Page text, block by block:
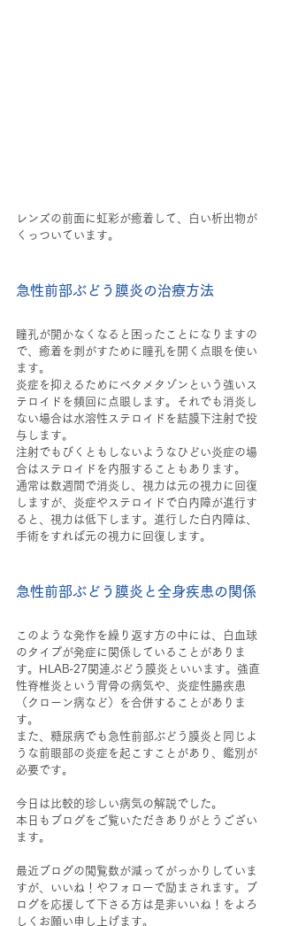
レンズの前面に虹彩が癒着して、白い析出物が
くっついています。
急性前部ぶどう膜炎の治療方法
瞳孔が開かなくなると困ったことになりますの
で、癒着を剥がすために瞳孔を開く点眼を使い
ます。
炎症を抑えるためにベタメタゾンという強いス
テロイドを頻回に点眼します。それでも消炎し
ない場合は水溶性ステロイドを結膜下注射で投
与します。
注射でもびくともしないようなひどい炎症の場
合はステロイドを内服することもあります。
通常は数週間で消炎し、視力は元の視力に回復
しますが、炎症やステロイドで白内障が進行す
ると、視力は低下します。進行した白内障は、
手術をすれば元の視力に回復します。
急性前部ぶどう膜炎と全身疾患の関係
このような発作を繰り返す方の中には、白血球
のタイプが発症に関係していることがありま
す。HLAB-27関連ぶどう膜炎といいます。強直
性脊椎炎という背骨の病気や、炎症性腸疾患
（クローン病など）を合併することがありま
す。
また、糖尿病でも急性前部ぶどう膜炎と同じよ
うな前眼部の炎症を起こすことがあり、鑑別が
必要です。
今日は比較的珍しい病気の解説でした。
本日もブログをご覧いただきありがとうござい
ます。
最近ブログの閲覧数が減ってがっかりしていま
すが、いいね！やフォローで励まされます。ブ
ログを応援して下さる方は是非いいね！をよろ
しくお願い申し上げます。